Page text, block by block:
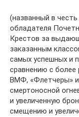
(названный в
обладателя
Крестов за
заказанным
самых успешных и
сравнению с более
ВМФ, «Флетчеры»
смертоносной
и увеличенную
смещению и